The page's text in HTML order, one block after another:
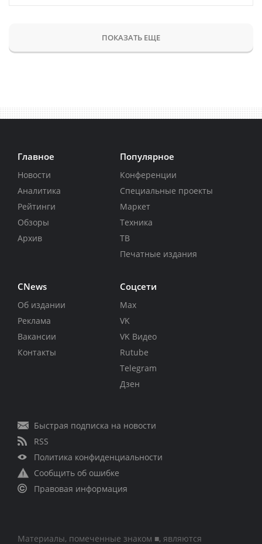
ПОКАЗАТЬ ЕЩЕ
Главное
Новости
Аналитика
Рейтинги
Обзоры
Архив
Популярное
Конференции
Специальные проекты
Маркет
Техника
ТВ
Печатные издания
CNews
Об издании
Реклама
Вакансии
Контакты
Соцсети
Max
VK
VK Видео
Rutube
Telegram
Дзен
Быстрая подписка на новости
RSS
Политика конфиденциальности
Сообщить об ошибке
Правовая информация
Материалы, помеченные знаком ■, являются